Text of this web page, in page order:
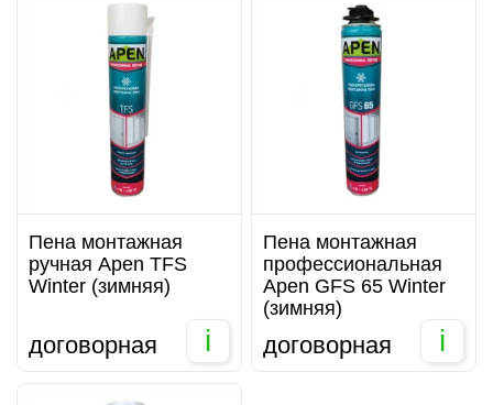
Пена монтажная
ручная Apen TFS
Winter (зимняя)
договорная i
Пена монтажная
профессиональная
Apen GFS 65 Winter
(зимняя)
договорная i